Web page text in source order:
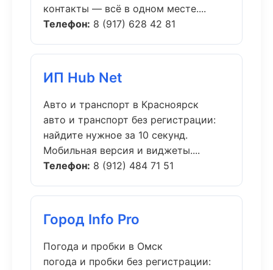
контакты — всё в одном месте....
Телефон: 8 (917) 628 42 81
ИП Hub Net
Авто и транспорт в Красноярск
авто и транспорт без регистрации:
найдите нужное за 10 секунд.
Мобильная версия и виджеты....
Телефон: 8 (912) 484 71 51
Город Info Pro
Погода и пробки в Омск
погода и пробки без регистрации: